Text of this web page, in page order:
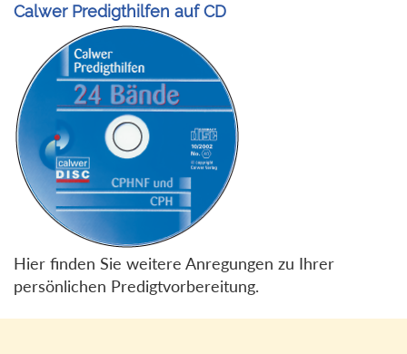
Calwer Predigthilfen auf CD
Hier finden Sie weitere Anregungen zu Ihrer
persönlichen Predigtvorbereitung.